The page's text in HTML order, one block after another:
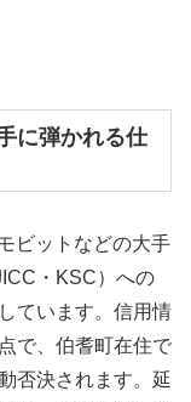
に弾かれる仕
ビットなどの大手
・KSC）への
しています。信用情
で、伯耆町在住で
否決されます。延